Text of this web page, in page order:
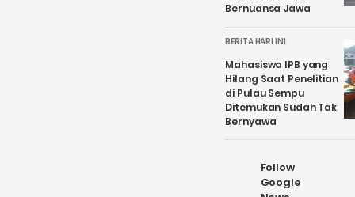
Bernuansa Jawa
BERITA HARI INI
Mahasiswa IPB yang
Hilang Saat Penelitian
di Pulau Sempu
Ditemukan Sudah Tak
Bernyawa
Follow
Google